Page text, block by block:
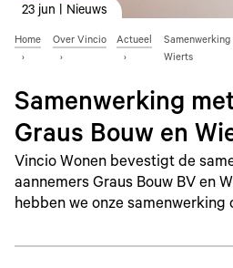
23 jun | Nieuws
Home Over Vincio Actueel
Samenwerking
Wierts
Samenwerking
Graus Bouw en
Vincio Wonen bevestigt de
aannemers Graus Bouw BV en
hebben we onze